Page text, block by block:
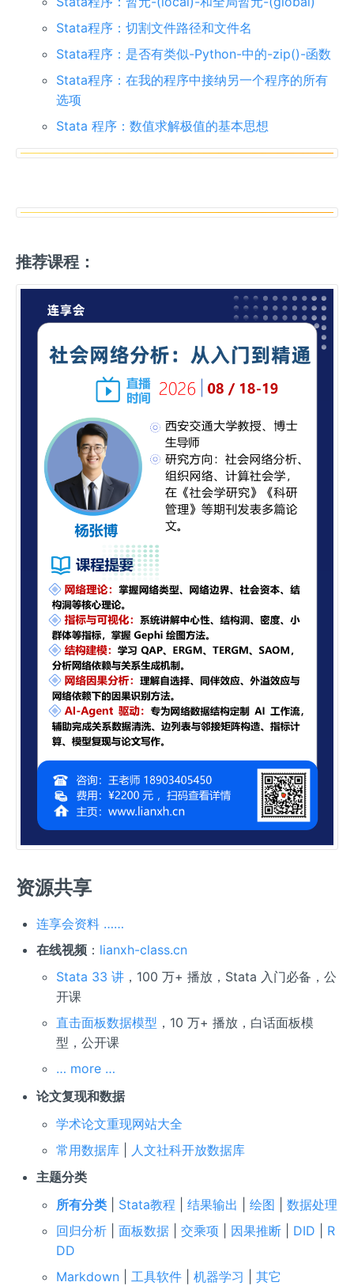
Stata程序：切割文件路径和文件名
Stata程序：是否有类似-Python-中的-zip()-函数
Stata程序：在我的程序中接纳另一个程序的所有
选项
Stata 程序：数值求解极值的基本思想
推荐课程：
资源共享
连享会资料 ……
在线视频： lianxh-class.cn
Stata 33 讲 ，100 万+ 播放，Stata 入门必备，公
开课
直击面板数据模型 ，10 万+ 播放，白话面板模
型，公开课
… more …
论文复现和数据
学术论文重现网站大全
常用数据库
人文社科开放数据库
主题分类
所有分类
Stata教程 |结果输出 |绘图 |数据处理
回归分析 |面板数据 |交乘项 因果推断 DID
R
DD
Markdown
工具软件 |机器学习 |其它